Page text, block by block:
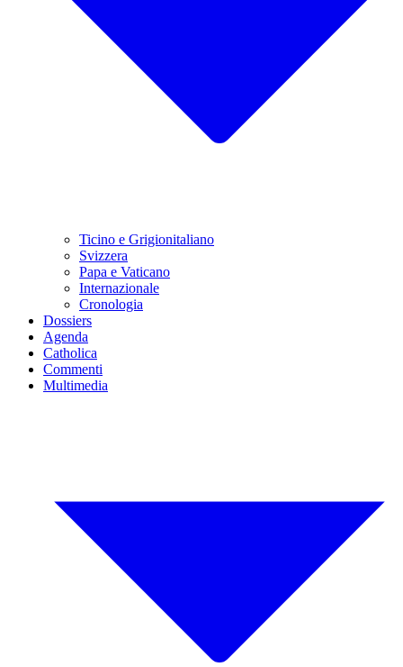
Ticino e Grigionitaliano
Svizzera
Papa e Vaticano
Internazionale
Cronologia
Dossiers
Agenda
Catholica
Commenti
Multimedia